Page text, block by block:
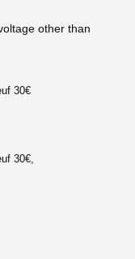
other than
30€
30€,